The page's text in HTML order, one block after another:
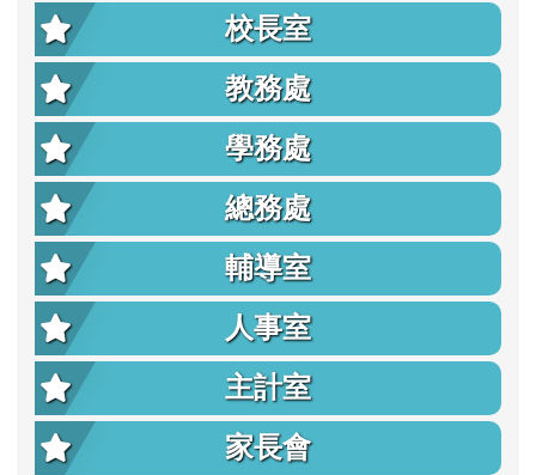
校長室
教務處
學務處
總務處
輔導室
人事室
主計室
家長會